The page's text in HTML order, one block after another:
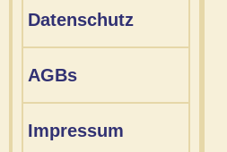
Datenschutz
AGBs
Impressum